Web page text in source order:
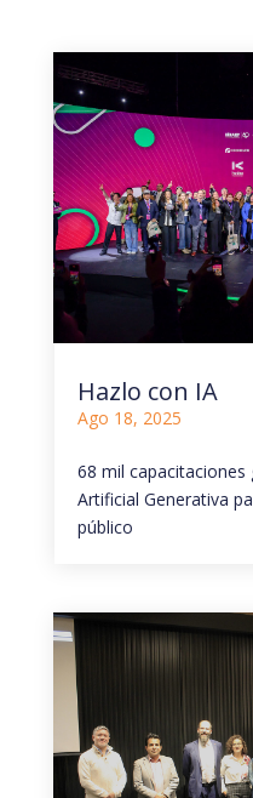
Hazlo con IA
Ago 18, 2025
68 mil capacitaciones
Artificial Generativa
público